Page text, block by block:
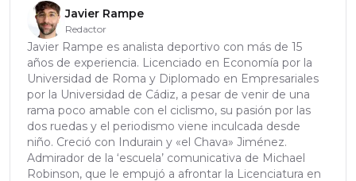
Javier Rampe
Redactor
Javier Rampe es analista deportivo con más de 15
años de experiencia. Licenciado en Economía por la
Universidad de Roma y Diplomado en Empresariales
por la Universidad de Cádiz, a pesar de venir de una
rama poco amable con el ciclismo, su pasión por las
dos ruedas y el periodismo viene inculcada desde
niño. Creció con Indurain y «el Chava» Jiménez.
Admirador de la ‘escuela’ comunicativa de Michael
Robinson, que le empujó a afrontar la Licenciatura en